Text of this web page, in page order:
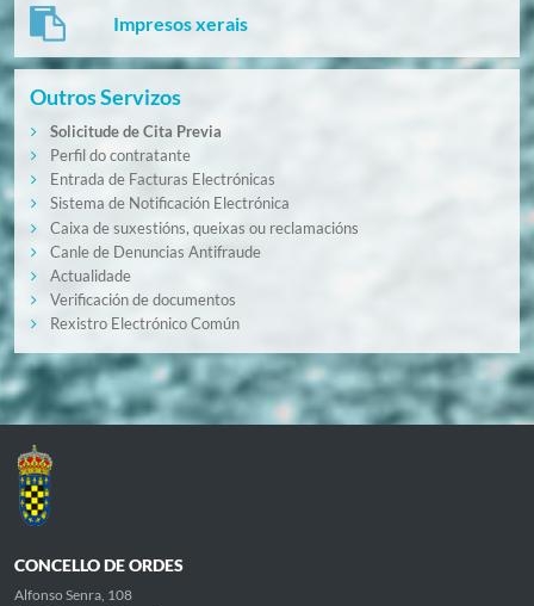
Impresos xerais
Outros Servizos
Solicitude de Cita Previa
Perfil do contratante
Entrada de Facturas Electrónicas
Sistema de Notificación Electrónica
Caixa de suxestións, queixas ou reclamacións
Canle de Denuncias Antifraude
Actualidade
Verificación de documentos
Rexistro Electrónico Común
CONCELLO DE ORDES
Alfonso Senra, 108